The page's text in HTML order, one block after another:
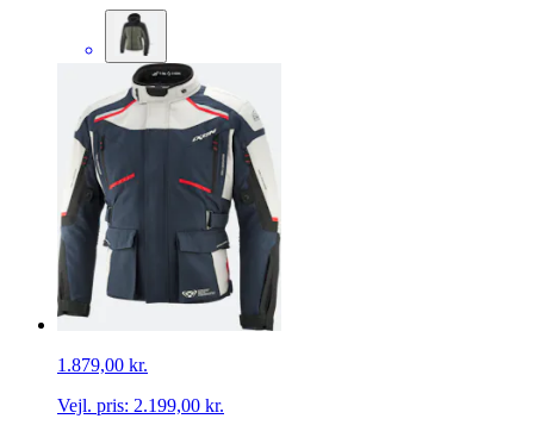
1.879,00 kr.
Vejl. pris: 2.199,00 kr.